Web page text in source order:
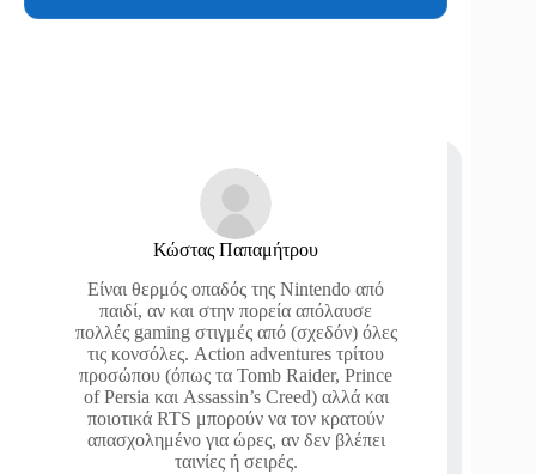
Κώστας Παπαμήτρου
Είναι θερμός οπαδός της Nintendo από
παιδί, αν και στην πορεία απόλαυσε
πολλές gaming στιγμές από (σχεδόν) όλες
τις κονσόλες. Action adventures τρίτου
προσώπου (όπως τα Tomb Raider, Prince
of Persia και Assassin’s Creed) αλλά και
ποιοτικά RTS μπορούν να τον κρατούν
απασχολημένο για ώρες, αν δεν βλέπει
ταινίες ή σειρές.